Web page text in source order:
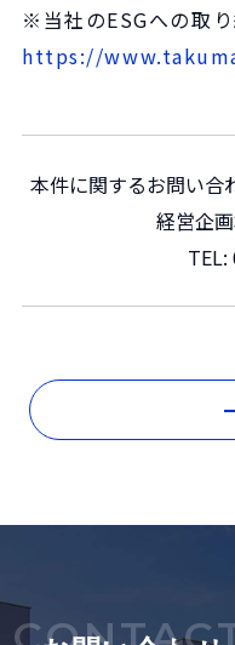
※当社のESGへの取
https://
本件に関するお問い合
経営企
TEL: